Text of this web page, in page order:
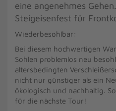
eine angenehmes
Steigeisenfest für
Wiederbesohlbar:
Bei diesem hochwertigen
Sohlen problemlos neu
altersbedingten
nicht nur günstiger als ein
ökologisch und nachhaltig.
für die nächste Tour!